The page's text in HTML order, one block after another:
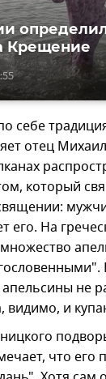
Крещение
себе
отец
который
его. На
не
видимо, и
что его